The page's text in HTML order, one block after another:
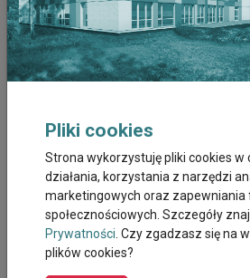
Październik 2022
Wrzesień 2022
Lipiec 2022
Czerwiec 2022
Maj 2022
Pliki cookies
Strona wykorzystuję pliki cookies w
działania, korzystania z narzędzi
marketingowych oraz zapewniania
społecznościowych. Szczegóły
Prywatności. Czy zgadzasz się na
plików cookies?